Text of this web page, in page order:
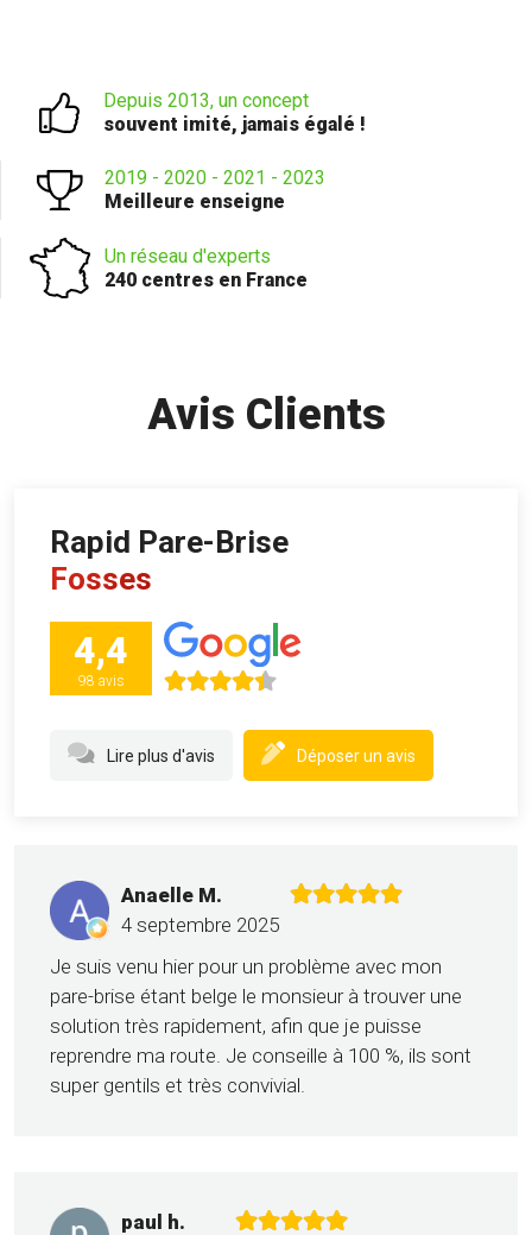
Depuis 2013, un concept
souvent imité, jamais égalé !
2019 - 2020 - 2021 - 2023
Meilleure enseigne
Un réseau d'experts
240 centres en France
Avis Clients
Rapid Pare-Brise
Fosses
4,4
98 avis
Lire plus d'avis Déposer un avis
Anaelle M.
4 septembre 2025
Je suis venu hier pour un problème avec mon
pare-brise étant belge le monsieur à trouver une
solution très rapidement, afin que je puisse
reprendre ma route. Je conseille à 100 %, ils sont
super gentils et très convivial.
paul h.